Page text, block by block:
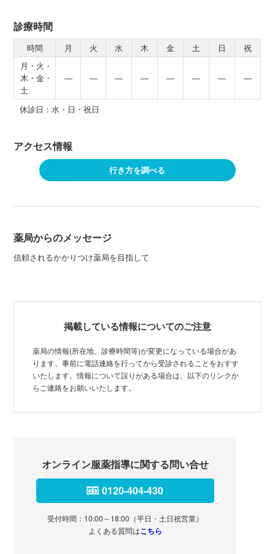
診療時間
時間 月 火 水 木 金 土 日
祝
月・火・
木・金・
土
― ― ― ― ― ― ― ―
休診日：水・日・祝日
アクセス情報
行き方を調べる
薬局からのメッセージ
信頼されるかかりつけ薬局を目指して
掲載している情報についてのご注意
薬局の情報(所在地、診療時間等)が変更になっている場合があ
ります。事前に電話連絡を行ってから受診されることをおすす
いたします。情報について誤りがある場合は、以下のリンクか
らご連絡をお願いいたします。
オンライン服薬指導に関する問い合せ
0120-404-430
受付時間：10:00～18:00（平日・土日祝営業）
よくある質問はこちら